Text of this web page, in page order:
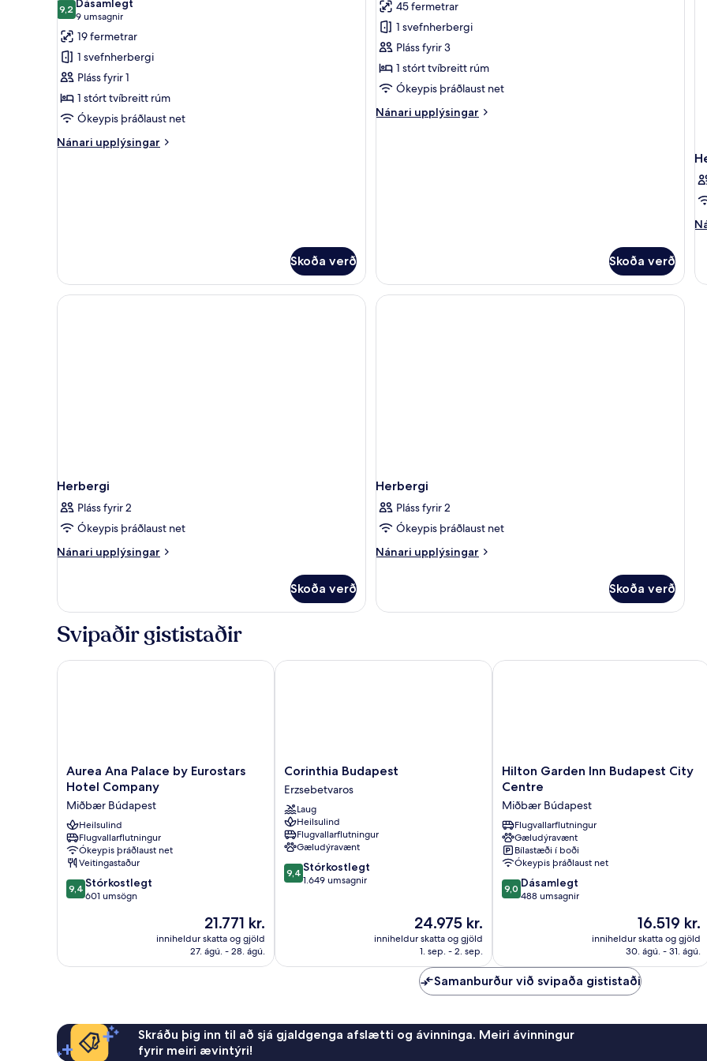
rúm
myndir
fyrir
Herbergi
(Urban
Compact)
9,29,2 af 10
Dásamlegt
9 umsagnir
(9
umsagnir)
19 fermetrar
1 svefnherbergi
Pláss fyrir 1
1 stórt tvíbreitt rúm
Ókeypis þráðlaust net
Nánari upplýsingar
Nánari
Skoða verð
myndir
fyrir
Premium-
herbergi
45 fermetrar
1 svefnherbergi
Pláss fyrir 3
1 stórt tvíbreitt rúm
Ókeypis þráðlaust net
Nánari upplýsingar
Nánari
Skoða verð
Herbergi
Pláss fyrir 2
Ókeypis þráðlaust net
Nánari upplýsingar
Nánari
Skoða verð
Herbergi
Pláss fyrir 2
Ókeypis þráðlaust net
Nánari upplýsingar
Nánari
Skoða verð
Svipaðir gististaðir
Aurea
Ana
by
Eurostars
Hotel
Company
Miðbær
Búdapest
Aurea Ana Palace by Eurostars
Hotel Company
Miðbær Búdapest
Heilsulind
Flugvallarflutningur
Ókeypis þráðlaust net
Veitingastaður
9.4
af
9,4 Stórkostlegt
601 umsögn
Verðið
er
21.771 kr.
21.771 kr.
inniheldur skatta og gjöld
27. ágú. - 28. ágú.
Aurea Ana Palace by Eurostars Hotel Company
Corinthia
Budapest
Erzsebetvaros
Corinthia Budapest
Erzsebetvaros
Laug
Heilsulind
Flugvallarflutningur
Gæludýravænt
9.4
af
9,4 Stórkostlegt
1.649 umsagnir
Verðið
er
24.975 kr.
24.975 kr.
inniheldur skatta og gjöld
1. sep. - 2. sep.
Corinthia Budapest
Hilton
Garden
Budapest
City
Centre
Miðbær
Búdapest
Hilton Garden Inn Budapest City
Centre
Miðbær Búdapest
Flugvallarflutningur
Gæludýravænt
Bílastæði í boði
Ókeypis þráðlaust net
9.0
af
9,0 Dásamlegt
488 umsagnir
Verðið
er
16.519 kr.
16.519 kr.
inniheldur skatta og gjöld
30. ágú. - 31. ágú.
Hilton Garden Inn Budapest City
Samanburður við svipaða gististaði
Skráðu þig inn til að sjá gjaldgenga afslætti og ávinninga. Meiri ávinningur
fyrir meiri ævintýri!